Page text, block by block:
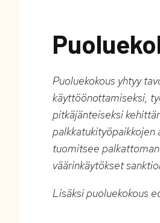
Puoluekokous yhtyy
käyttöönottamiseksi,
pitkäjänteiseksi
tuomitsee
väärinkäytökset
Lisäksi puoluekokous